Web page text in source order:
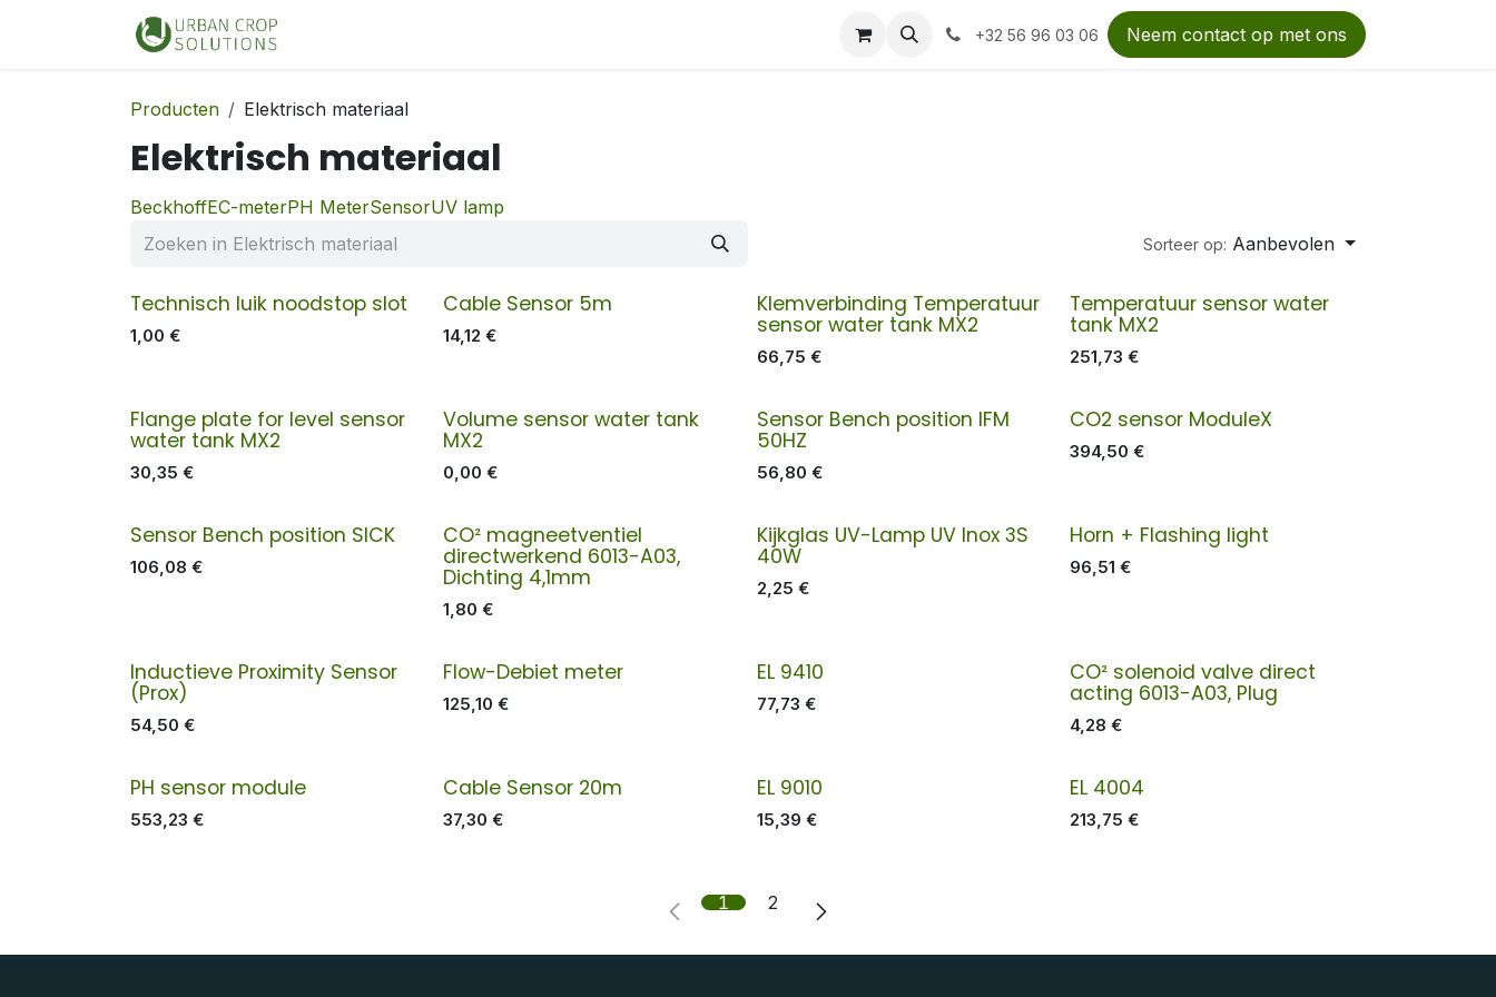
Overslaan naar inhoud
+32 56 96 03 06 Neem contact op met ons
Producten Elektrisch materiaal
Elektrisch materiaal
BeckhoffEC-meterPH MeterSensorUV lamp
Sorteer op: Aanbevolen
Technisch luik noodstop slot
1,00 €
Cable Sensor 5m
14,12 €
Klemverbinding Temperatuur
sensor water tank MX2
66,75 €
Temperatuur sensor water
tank MX2
251,73 €
Flange plate for level sensor
water tank MX2
30,35 €
Volume sensor water tank
MX2
0,00 €
Sensor Bench position IFM
50HZ
56,80 €
CO2 sensor ModuleX
394,50 €
Sensor Bench position SICK
106,08 €
CO² magneetventiel
directwerkend 6013-A03,
Dichting 4,1mm
1,80 €
Kijkglas UV-Lamp UV Inox 3S
40W
2,25 €
Horn + Flashing light
96,51 €
Inductieve Proximity Sensor
(Prox)
54,50 €
Flow-Debiet meter
125,10 €
EL 9410
77,73 €
CO² solenoid valve direct
acting 6013-A03, Plug
4,28 €
PH sensor module
553,23 €
Cable Sensor 20m
37,30 €
EL 9010
15,39 €
EL 4004
213,75 €
1 2